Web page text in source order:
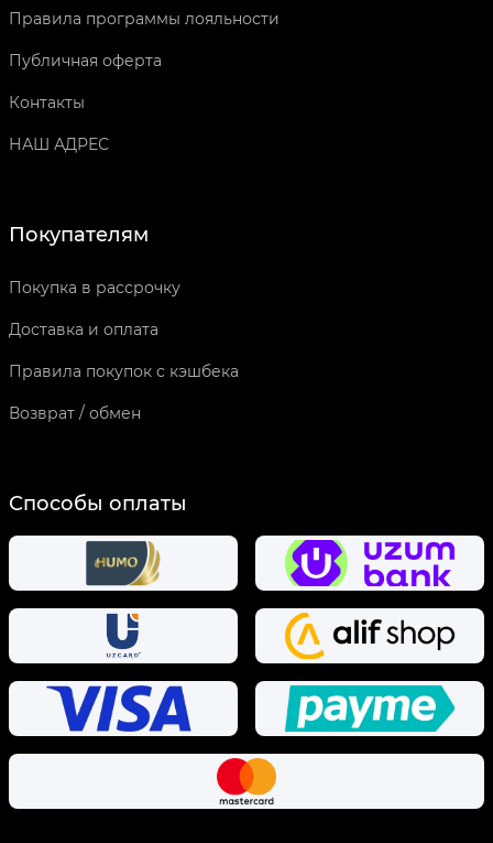
Правила программы лояльности
Публичная оферта
Контакты
НАШ АДРЕС
Покупателям
Покупка в рассрочку
Доставка и оплата
Правила покупок с кэшбека
Возврат / обмен
Способы оплаты